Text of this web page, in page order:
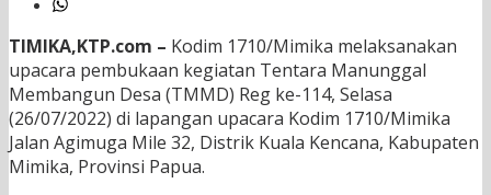
TIMIKA,KTP.com – Kodim 1710/Mimika melaksanakan
upacara pembukaan kegiatan Tentara Manunggal
Membangun Desa (TMMD) Reg ke-114, Selasa
(26/07/2022) di lapangan upacara Kodim 1710/Mimika
Jalan Agimuga Mile 32, Distrik Kuala Kencana, Kabupaten
Mimika, Provinsi Papua.